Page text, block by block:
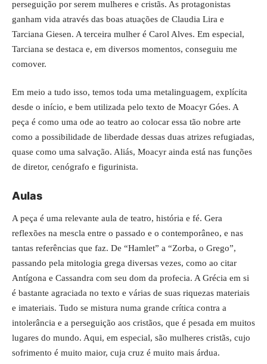
perseguição por serem mulheres e cristãs. As protagonistas
ganham vida através das boas atuações de Claudia Lira e
Tarciana Giesen. A terceira mulher é Carol Alves. Em especial,
Tarciana se destaca e, em diversos momentos, conseguiu me
comover.
Em meio a tudo isso, temos toda uma metalinguagem, explícita
desde o início, e bem utilizada pelo texto de Moacyr Góes. A
peça é como uma ode ao teatro ao colocar essa tão nobre arte
como a possibilidade de liberdade dessas duas atrizes refugiadas,
quase como uma salvação. Aliás, Moacyr ainda está nas funções
de diretor, cenógrafo e figurinista.
Aulas
A peça é uma relevante aula de teatro, história e fé. Gera
reflexões na mescla entre o passado e o contemporâneo, e nas
tantas referências que faz. De “Hamlet” a “Zorba, o Grego”,
passando pela mitologia grega diversas vezes, como ao citar
Antígona e Cassandra com seu dom da profecia. A Grécia em si
é bastante agraciada no texto e várias de suas riquezas materiais
e imateriais. Tudo se mistura numa grande crítica contra a
intolerância e a perseguição aos cristãos, que é pesada em muitos
lugares do mundo. Aqui, em especial, são mulheres cristãs, cujo
sofrimento é muito maior, cuja cruz é muito mais árdua.